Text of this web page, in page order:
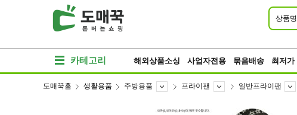
상품명
카테고리 해외상품소싱 사업자전용 묶음배송 최저가
도매꾹홈 생활용품 주방용품 프라이팬 일반프라이팬